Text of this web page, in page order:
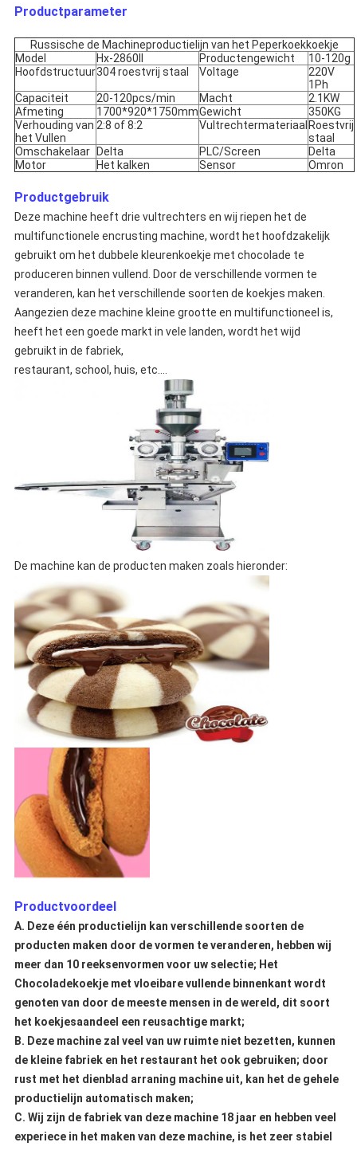
Productparameter
Russische de Machineproductielijn van het Peperkoekkoekje
Model
Hx-2860II Productengewicht
10-120g
Hoofdstructuur304 roestvrij staal Voltage
220V
1Ph
Capaciteit
20-120pcs/min Macht
2.1KW
Afmeting
1700*920*1750mmGewicht
350KG
Verhouding van
het Vullen
2:8 of 8:2 Vultrechtermateriaal Roestvrij
staal
Omschakelaar
Delta PLC/Screen
Delta
Motor
Het kalken Sensor Omron
Productgebruik
Deze machine heeft drie vultrechters en wij riepen het de
multifunctionele encrusting machine, wordt het hoofdzakelijk
gebruikt om het dubbele kleurenkoekje met chocolade te
produceren binnen vullend. Door de verschillende vormen te
veranderen, kan het verschillende soorten de koekjes maken.
Aangezien deze machine kleine grootte en multifunctioneel is,
heeft het een goede markt in vele landen, wordt het wijd
gebruikt in de fabriek,
restaurant, school, huis, etc….
De machine kan de producten maken zoals hieronder:
Productvoordeel
A. Deze één productielijn kan verschillende soorten de
producten maken door de vormen te veranderen, hebben wij
meer dan 10 reeksenvormen voor uw selectie; Het
Chocoladekoekje met vloeibare vullende binnenkant wordt
genoten van door de meeste mensen in de wereld, dit soort
het koekjesaandeel een reusachtige markt;
B. Deze machine zal veel van uw ruimte niet bezetten, kunnen
de kleine fabriek en het restaurant het ook gebruiken; door
rust met het dienblad arraning machine uit, kan het de gehele
productielijn automatisch maken;
C. Wij zijn de fabriek van deze machine 18 jaar en hebben veel
experiece in het maken van deze machine, is het zeer stabiel